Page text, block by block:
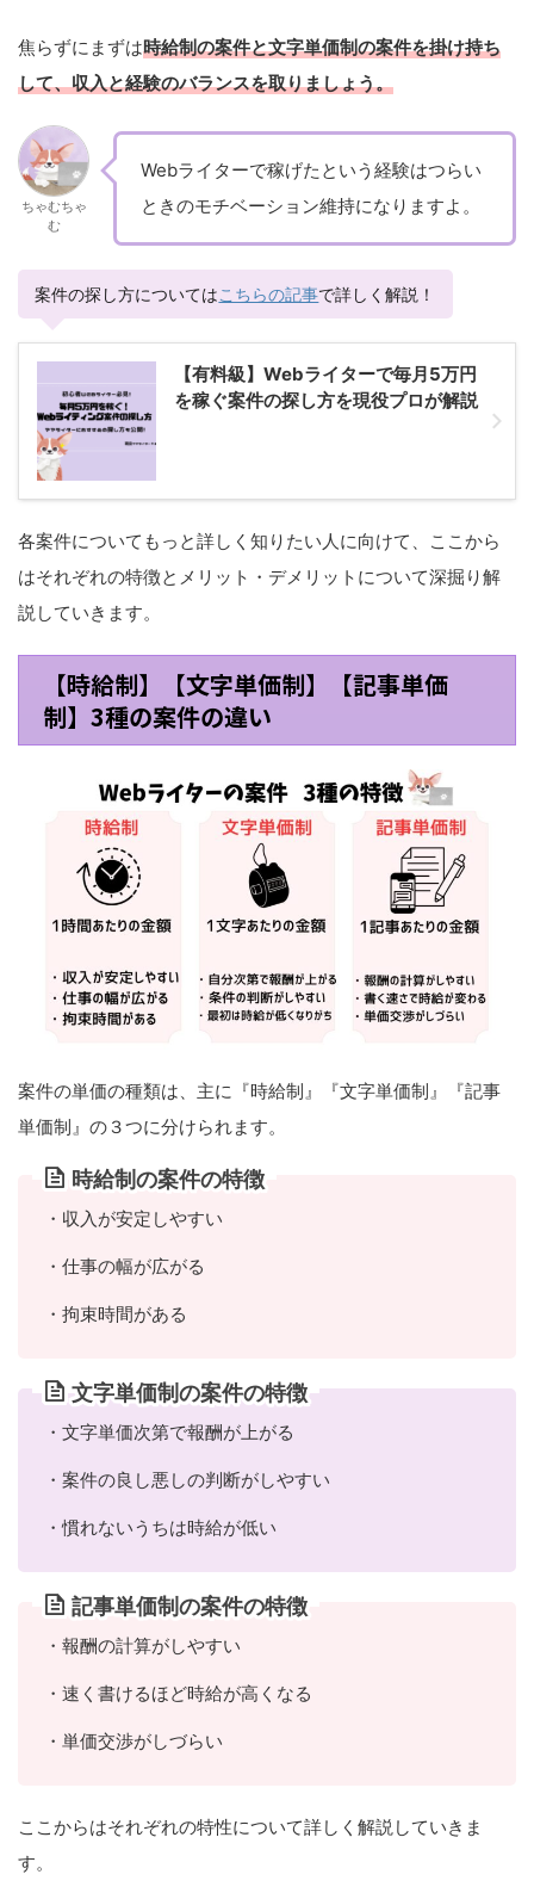
焦らずにまずは時給制の案件と文字単価制の案件を掛け持ち
して、収入と経験のバランスを取りましょう。
ちゃむちゃ
む
Webライターで稼げたという経験はつらい
ときのモチベーション維持になりますよ。
案件の探し方についてはこちらの記事で詳しく解説！
【有料級】Webライターで毎月5万円
を稼ぐ案件の探し方を現役プロが解説
各案件についてもっと詳しく知りたい人に向けて、ここから
はそれぞれの特徴とメリット・デメリットについて深掘り解
説していきます。
【時給制】【文字単価制】【記事単価
制】3種の案件の違い
案件の単価の種類は、主に『時給制』『文字単価制』『記事
単価制』の３つに分けられます。
時給制の案件の特徴
・収入が安定しやすい
・仕事の幅が広がる
・拘束時間がある
文字単価制の案件の特徴
・文字単価次第で報酬が上がる
・案件の良し悪しの判断がしやすい
・慣れないうちは時給が低い
記事単価制の案件の特徴
・報酬の計算がしやすい
・速く書けるほど時給が高くなる
・単価交渉がしづらい
ここからはそれぞれの特性について詳しく解説していきま
す。